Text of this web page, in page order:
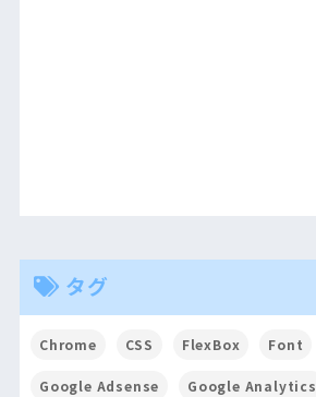
タグ
Chrome CSS FlexBox Font
Google Adsense Google Analytics